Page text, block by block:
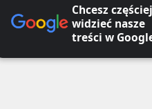
Chcesz częściej
widzieć nasze
treści w